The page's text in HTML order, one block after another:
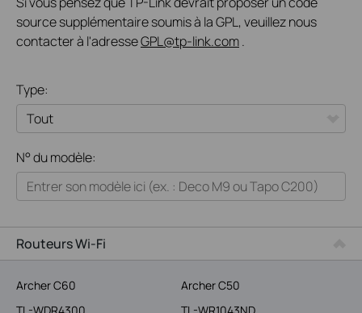
source supplémentaire soumis à la GPL, veuillez nous
contacter à l'adresseGPL@tp-link.com.
Type:
Tout
Reseau Wi-Fi pour la maison
Maison Connectée
Entreprises
Opérateurs Télécom
N° du modèle:
Routeurs Wi-Fi
Archer C60
Archer C50